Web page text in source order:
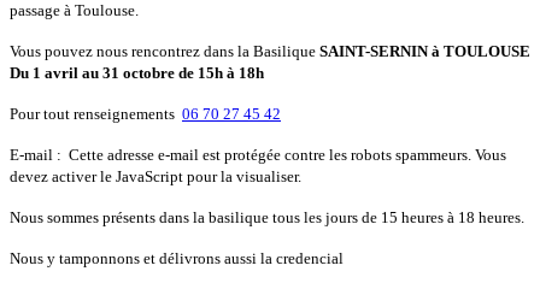
passage à Toulouse.
Vous pouvez nous rencontrez dans la Basilique SAINT-SERNIN à TOULOUSE
Du 1 avril au 31 octobre de 15h à 18h
Pour tout renseignements 06 70 27 45 42
E-mail : Cette adresse e-mail est protégée contre les robots spammeurs. Vous
devez activer le JavaScript pour la visualiser.
Nous sommes présents dans la basilique tous les jours de 15 heures à 18 heures.
Nous y tamponnons et délivrons aussi la credencial